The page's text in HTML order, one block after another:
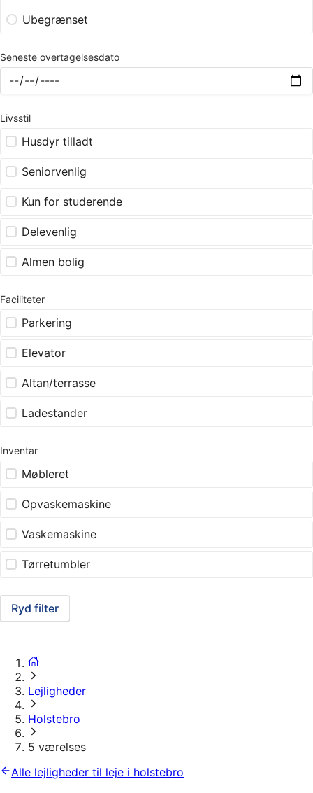
Ubegrænset
Seneste overtagelsesdato
Livsstil
Husdyr tilladt
Seniorvenlig
Kun for studerende
Delevenlig
Almen bolig
Faciliteter
Parkering
Elevator
Altan/terrasse
Ladestander
Inventar
Møbleret
Opvaskemaskine
Vaskemaskine
Tørretumbler
Ryd filter
Lejligheder
Holstebro
5 værelses
Alle lejligheder til leje i holstebro